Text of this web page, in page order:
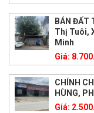
BÁN ĐẤT
Thị Tuôi,
Minh
Giá:
CHÍNH
HÙNG,
Giá: